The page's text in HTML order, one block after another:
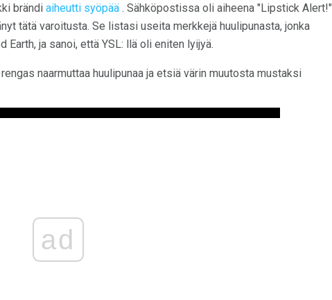
brändi aiheutti syöpää . Sähköpostissa oli aiheena "Lipstick Alert!"
tätä varoitusta. Se listasi useita merkkejä huulipunasta, jonka
ja sanoi, että YSL: llä oli eniten lyijyä.
naarmuttaa huulipunaa ja etsiä värin muutosta mustaksi
ad